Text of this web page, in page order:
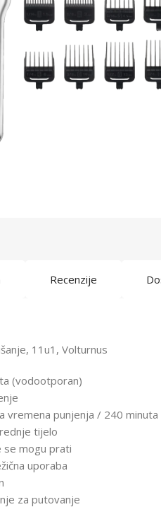
Recenzije
11u1, Volturnus
(vodootporan)
vremena punjenja / 240
tijelo
se mogu prati
uporaba
za putovanje